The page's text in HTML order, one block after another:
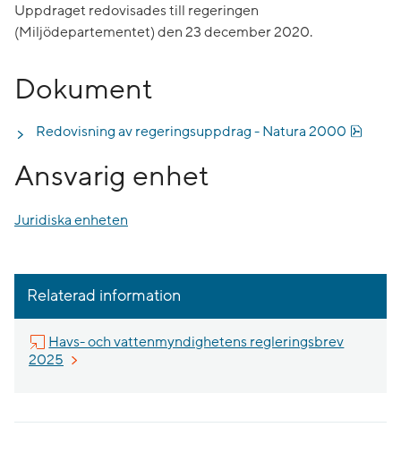
Uppdraget redovisades till regeringen
(Miljödepartementet) den 23 december 2020.
Dokument
Redovisning av regeringsuppdrag - Natura 2000
Ansvarig enhet
Juridiska enheten
Relaterad information
Havs- och vattenmyndighetens regleringsbrev
2025 Länk till annan webbplats.